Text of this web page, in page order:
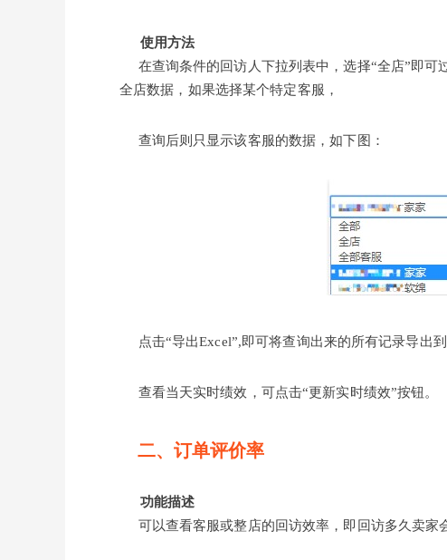
使用方法
在查询条件的回访人下拉列表中，选择“全店”即
全店数据，如果选择某个特定客服，
查询后则只显示该客服的数据，如下图：
点击“导出Excel”,即可将查询出来的所有记录导出到
查看当天实时绩效，可点击“更新实时绩效”按钮。
二、订单评价率
功能描述
可以查看客服或整店的回访效率，即回访多久卖家